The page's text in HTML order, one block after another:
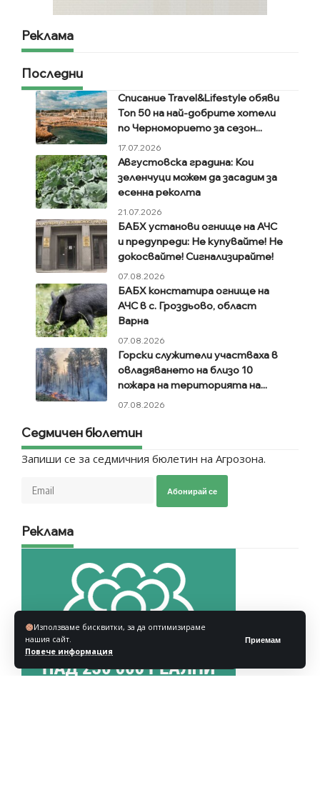
Използваме бисквитки, за да оптимизираме
нашия сайт.
Повече информация
Приемам
Реклама
Последни
Списание Travel&Lifestyle обяви
Топ 50 на най-добрите хотели
по Черноморието за сезон...
17.07.2026
Августовска градина: Кои
зеленчуци можем да засадим за
есенна реколта
21.07.2026
БАБХ установи огнище на АЧС
и предупреди: Не купувайте! Не
докосвайте! Сигнализирайте!
07.08.2026
БАБХ констатира огнище на
АЧС в с. Гроздьово, област
Варна
07.08.2026
Горски служители участваха в
овладяването на близо 10
пожара на територията на...
07.08.2026
Седмичен бюлетин
Запиши се за седмичния бюлетин на Агрозона.
Абонирай се
Реклама